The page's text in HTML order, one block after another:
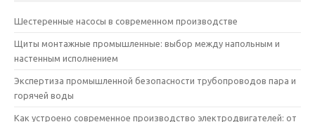
Шестеренные насосы в современном производстве
Щиты монтажные промышленные: выбор между напольным и
настенным исполнением
Экспертиза промышленной безопасности трубопроводов пара и
горячей воды
Как устроено современное производство электродвигателей: от